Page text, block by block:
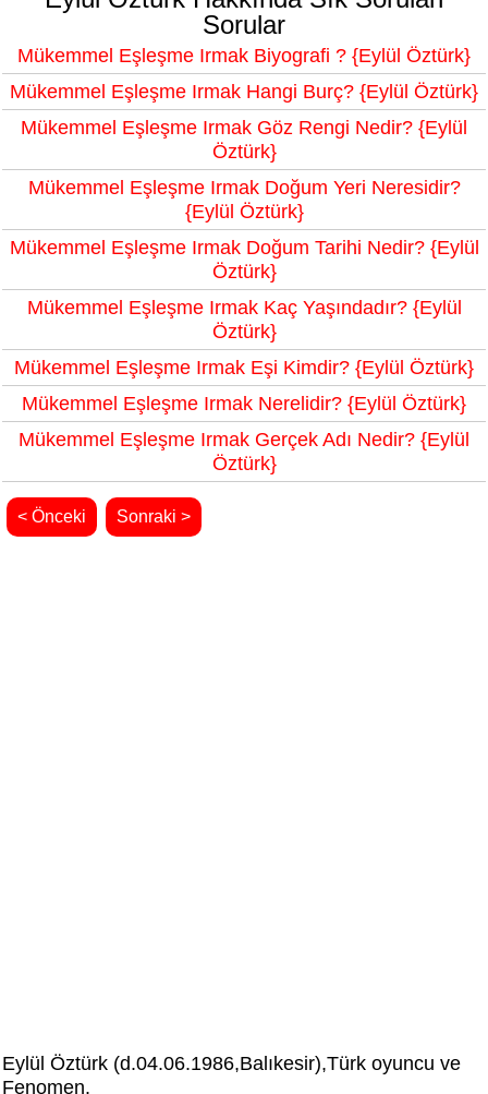
Sorular
Mükemmel Eşleşme Irmak Biyografi ? {Eylül Öztürk}
Mükemmel Eşleşme Irmak Hangi Burç? {Eylül Öztürk}
Mükemmel Eşleşme Irmak Göz Rengi Nedir? {Eylül
Öztürk}
Mükemmel Eşleşme Irmak Doğum Yeri Neresidir?
{Eylül Öztürk}
Mükemmel Eşleşme Irmak Doğum Tarihi Nedir? {Eylül
Öztürk}
Mükemmel Eşleşme Irmak Kaç Yaşındadır? {Eylül
Öztürk}
Mükemmel Eşleşme Irmak Eşi Kimdir? {Eylül Öztürk}
Mükemmel Eşleşme Irmak Nerelidir? {Eylül Öztürk}
Mükemmel Eşleşme Irmak Gerçek Adı Nedir? {Eylül
Öztürk}
< Önceki Sonraki >
Eylül Öztürk (d.04.06.1986,Balıkesir),Türk oyuncu ve
Fenomen.